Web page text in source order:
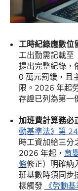
工時紀錄應數位
工出勤需記載至
提出完整紀錄，
0 萬元罰鍰，且
限。2026 年起
存證已列為第一
加班費計算務必
動基準法》第
時工資加給三分
2026 年起， 育
條修正）明確納
班基數時須同步
樣觸發 《勞動